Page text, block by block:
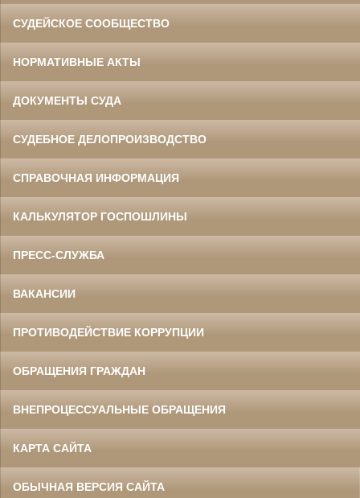
СУДЕЙСКОЕ СООБЩЕСТВО
НОРМАТИВНЫЕ АКТЫ
ДОКУМЕНТЫ СУДА
СУДЕБНОЕ ДЕЛОПРОИЗВОДСТВО
СПРАВОЧНАЯ ИНФОРМАЦИЯ
КАЛЬКУЛЯТОР ГОСПОШЛИНЫ
ПРЕСС-СЛУЖБА
ВАКАНСИИ
ПРОТИВОДЕЙСТВИЕ КОРРУПЦИИ
ОБРАЩЕНИЯ ГРАЖДАН
ВНЕПРОЦЕССУАЛЬНЫЕ ОБРАЩЕНИЯ
КАРТА САЙТА
ОБЫЧНАЯ ВЕРСИЯ САЙТА